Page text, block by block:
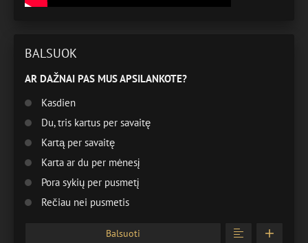
BALSUOK
AR DAŽNAI PAS MUS APSILANKOTE?
Kasdien
Du, tris kartus per savaitę
Kartą per savaitę
Karta ar du per mėnesį
Pora sykių per pusmetį
Rečiau nei pusmetis
Balsuoti